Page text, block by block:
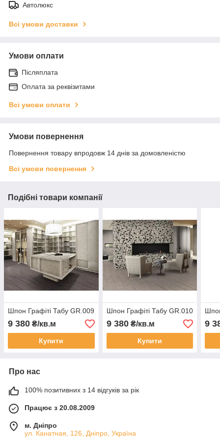
Автолюкс
Всі умови доставки
Умови оплати
Післяплата
Оплата за реквізитами
Всі умови оплати
Умови повернення
Повернення товару впродовж 14 днів за домовленістю
Всі умови повернення
Подібні товари компанії
Шпон Графіті Табу GR.009
9 380 ₴/кв.м
Купити
Шпон Графіті Табу GR.010
9 380₴/кв.м
Купити
9
Про нас
100% позитивних з 14 відгуків за рік
Працює з 20.08.2009
м. Дніпро
ул. Канатная, 126, Дніпро, Україна